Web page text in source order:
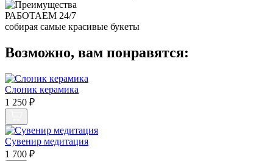
РАБОТАЕМ 24/7
собирая самые красивые букеты
Возможно, вам понравятся:
Слоник керамика
1 250 ₽
Сувенир медитация
1 700 ₽